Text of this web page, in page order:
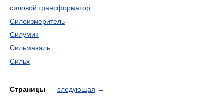
силовой трансформатор
Силоизмеритель
Силумин
Сильманаль
Сильх
Страницы следующая →